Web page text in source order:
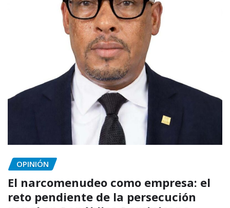
OPINIÓN
El narcomenudeo como empresa: el
reto pendiente de la persecución